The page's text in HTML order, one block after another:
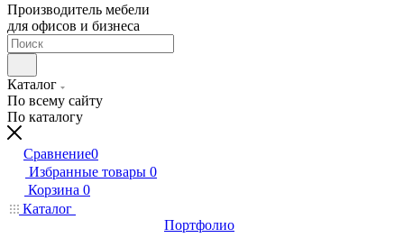
Производитель мебели
для офисов и бизнеса
Каталог
По всему сайту
По каталогу
Сравнение0
Избранные товары 0
Корзина 0
Каталог
Портфолио